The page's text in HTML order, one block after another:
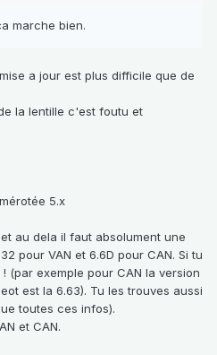
marche bien.
a jour est plus difficile que de
la lentille c'est foutu et
5.x
au dela il faut absolument une
pour VAN et 6.6D pour CAN. Si tu
(par exemple pour CAN la version
est la 6.63). Tu les trouves aussi
toutes ces infos).
et CAN.